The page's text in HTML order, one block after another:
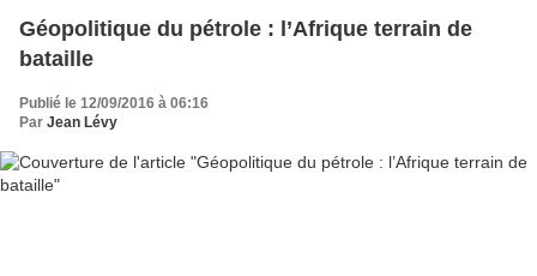
Géopolitique du pétrole : l’Afrique terrain de
bataille
Publié le 12/09/2016 à 06:16
Par Jean Lévy